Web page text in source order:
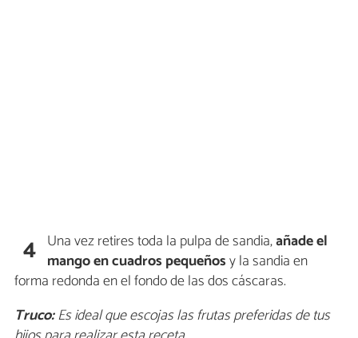
4 Una vez retires toda la pulpa de sandia,añade el
mango en cuadros pequeñosy la sandia en
forma redonda en el fondo de las dos cáscaras.
Truco:Es ideal que escojas las frutas preferidas de tus